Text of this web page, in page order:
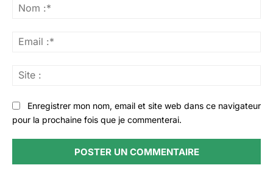
Enregistrer mon nom, email et site web dans ce navigateur
pour la prochaine fois que je commenterai.